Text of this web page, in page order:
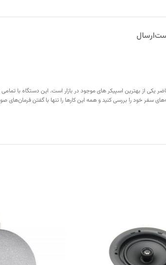
ارسال
یکی از بهترین اسپیکر های موجود در بازار است. این دستگاه با
سفر خود را بررسی کنید و همه این کارها را تنها با گفتن فرمان‌های